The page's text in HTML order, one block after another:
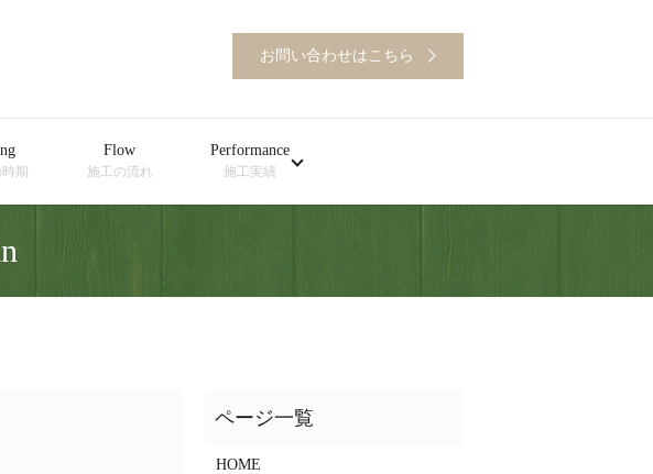
お問い合わせはこちら
期
Flow
施工の流れ
Performance
施工実績
HOME